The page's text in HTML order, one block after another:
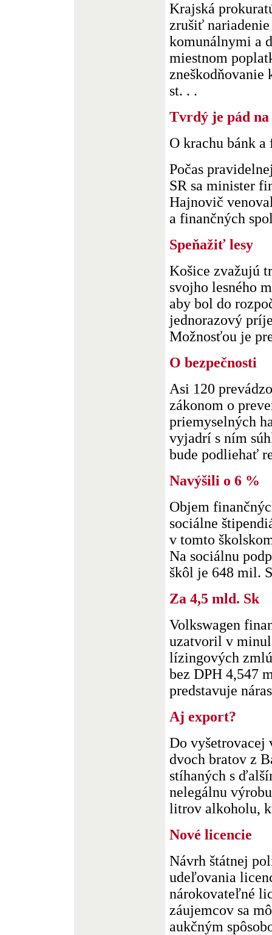
Krajská
zrušiť
komunálnymi a
miestnom
zneškodňovanie
st. . .
Tvrdý je pád na
O krachu bánk
Počas
SR sa minister
Hajnovič
a finančných
Speňažiť lesy
Košice zvažujú
svojho lesného
aby bol do
jednorazový
Možnosťou je
O bezpečnosti
Asi 120
zákonom o
priemyselných
vyjadrí s ním
bude podliehať
Navýšili o 6 %
Objem
sociálne
v tomto
Na sociálnu
škôl je 648 mil.
Za 4,5 mld. Sk
Volkswagen
uzatvoril v
lízingových
bez DPH 4,547
predstavuje
Aj export?
Do vyšetrovacej
dvoch bratov z
stíhaných s
nelegálnu
litrov alkoholu,
Nové licencie
Návrh štátnej
udeľovania
nárokovateľné
záujemcov sa
aukčným